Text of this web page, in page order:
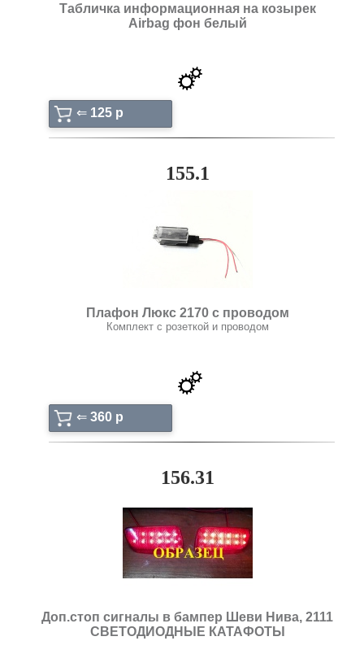
Табличка информационная на козырек
Airbag фон белый
⇐ 125 p
155.1
Плафон Люкс 2170 с проводом
Комплект с розеткой и проводом
⇐ 360 p
156.31
Доп.стоп сигналы в бампер Шеви Нива, 2111
СВЕТОДИОДНЫЕ КАТАФОТЫ